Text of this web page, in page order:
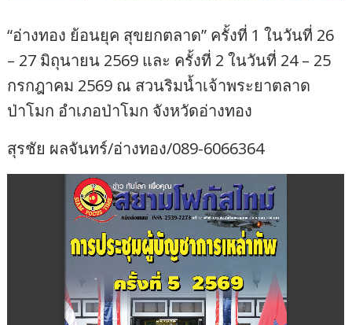
“อ่างทอง ย้อนยุค สุขยกตลาด” ครั้งที่ 1 ในวันที่ 26
– 27 มิถุนายน 2569 และ ครั้งที่ 2 ในวันที่ 24 – 25
กรกฎาคม 2569 ณ สวนริมน้ำเจ้าพระยาตลาด
ป่าโมก อำเภอป่าโมก จังหวัดอ่างทอง
สุรชัย ผลจันทร์/อ่างทอง/089-6066364